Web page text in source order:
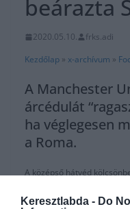
Keresztlabda - Do
beárazta
2020.05.10.
frks.adi
Kezdőlap » x-archívum »
A Manchester
árcédulát
ha véglegesen
a Roma.
A középső hátvéd
szeretné tartani a